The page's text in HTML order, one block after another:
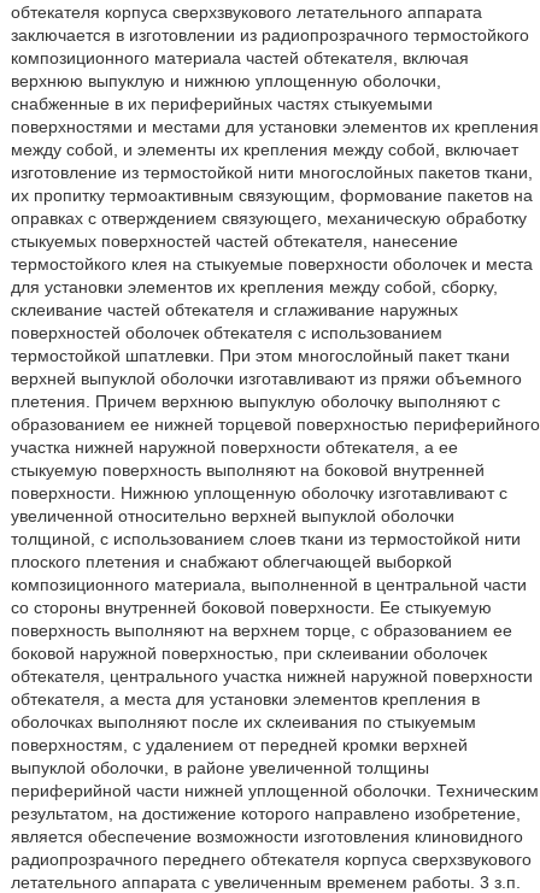
обтекателя корпуса сверхзвукового летательного аппарата
заключается в изготовлении из радиопрозрачного термостойкого
композиционного материала частей обтекателя, включая
верхнюю выпуклую и нижнюю уплощенную оболочки,
снабженные в их периферийных частях стыкуемыми
поверхностями и местами для установки элементов их крепления
между собой, и элементы их крепления между собой, включает
изготовление из термостойкой нити многослойных пакетов ткани,
их пропитку термоактивным связующим, формование пакетов на
оправках с отверждением связующего, механическую обработку
стыкуемых поверхностей частей обтекателя, нанесение
термостойкого клея на стыкуемые поверхности оболочек и места
для установки элементов их крепления между собой, сборку,
склеивание частей обтекателя и сглаживание наружных
поверхностей оболочек обтекателя с использованием
термостойкой шпатлевки. При этом многослойный пакет ткани
верхней выпуклой оболочки изготавливают из пряжи объемного
плетения. Причем верхнюю выпуклую оболочку выполняют с
образованием ее нижней торцевой поверхностью периферийного
участка нижней наружной поверхности обтекателя, а ее
стыкуемую поверхность выполняют на боковой внутренней
поверхности. Нижнюю уплощенную оболочку изготавливают с
увеличенной относительно верхней выпуклой оболочки
толщиной, с использованием слоев ткани из термостойкой нити
плоского плетения и снабжают облегчающей выборкой
композиционного материала, выполненной в центральной части
со стороны внутренней боковой поверхности. Ее стыкуемую
поверхность выполняют на верхнем торце, с образованием ее
боковой наружной поверхностью, при склеивании оболочек
обтекателя, центрального участка нижней наружной поверхности
обтекателя, а места для установки элементов крепления в
оболочках выполняют после их склеивания по стыкуемым
поверхностям, с удалением от передней кромки верхней
выпуклой оболочки, в районе увеличенной толщины
периферийной части нижней уплощенной оболочки. Техническим
результатом, на достижение которого направлено изобретение,
является обеспечение возможности изготовления клиновидного
радиопрозрачного переднего обтекателя корпуса сверхзвукового
летательного аппарата с увеличенным временем работы. 3 з.п.